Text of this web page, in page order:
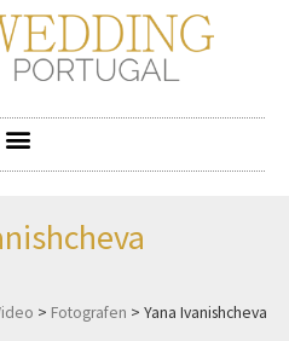
> Fotografen > Yana Ivanishcheva